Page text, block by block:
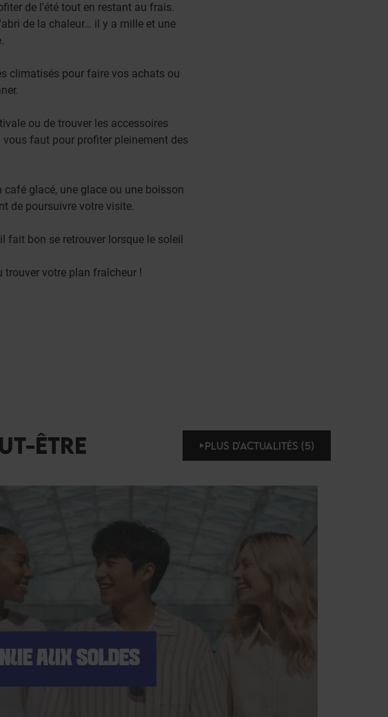
de l'été tout en restant au frais.
de la chaleur… il y a mille et une
climatisés pour faire vos achats ou
ou de trouver les accessoires
faut pour profiter pleinement des
café glacé, une glace ou une boisson
de poursuivre votre visite.
fait bon se retrouver lorsque le soleil
trouver votre plan fraîcheur !
ÊTRE PLUS D'ACTUALITÉS (5)
AUX SOLDES